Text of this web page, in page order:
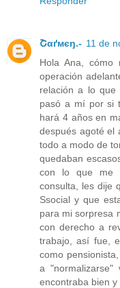
Շαґмєŋ.- 11 de
Hola Ana, cómo
operación
relación a lo
pasó a mí por si
hará 4 años en
después agoté el
todo a modo de
quedaban
con lo que me
consulta, les dije
Ssocial y que
para mi sorpresa
con derecho a
trabajo, así fue,
como
a
encontraba bien